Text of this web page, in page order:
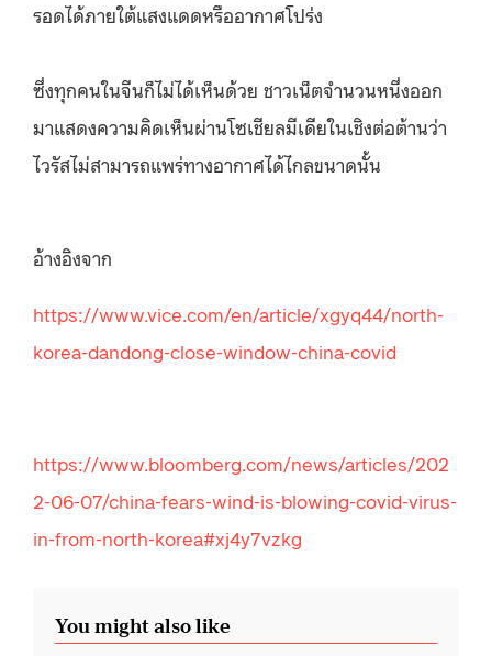
รอดได้ภายใต้แสงแดดหรืออากาศโปร่ง
ซึ่งทุกคนในจีนก็ไม่ได้เห็นด้วย ชาวเน็ตจำนวนหนึ่งออก
มาแสดงความคิดเห็นผ่านโซเชียลมีเดียในเชิงต่อต้านว่า
ไวรัสไม่สามารถแพร่ทางอากาศได้ไกลขนาดนั้น
อ้างอิงจาก
https://www.vice.com/en/article/xgyq44/north-
korea-dandong-close-window-china-covid
https://www.bloomberg.com/news/articles/202
2-06-07/china-fears-wind-is-blowing-covid-virus-
in-from-north-korea#xj4y7vzkg
You might also like